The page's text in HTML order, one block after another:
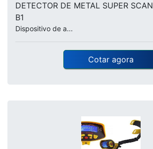
DETECTOR DE METAL SUPER
B1
Dispositivo de a...
Cotar agora